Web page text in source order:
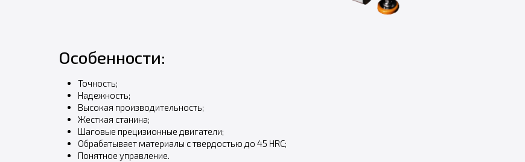
Особенности:
Точность;
Надежность;
Высокая производительность;
Жесткая станина;
Шаговые прецизионные двигатели;
Обрабатывает материалы с твердостью до 45 HRC;
Понятное управление.